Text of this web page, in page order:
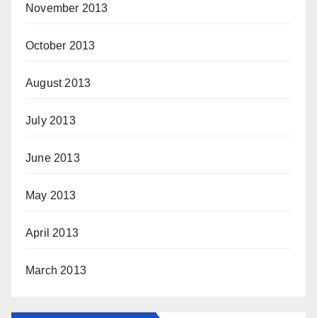
November 2013
October 2013
August 2013
July 2013
June 2013
May 2013
April 2013
March 2013